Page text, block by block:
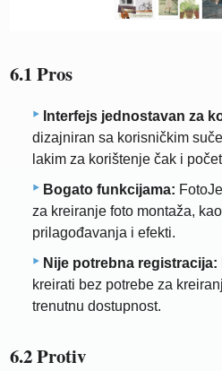
6.1 Pros
Interfejs jednostavan za
dizajniran sa korisničkim
lakim za korištenje čak i
Bogato funkcijama:
za kreiranje foto montaža,
prilagođavanja i efekti.
Nije potrebna registracija:
kreirati bez potrebe za
trenutnu dostupnost.
6.2 Protiv